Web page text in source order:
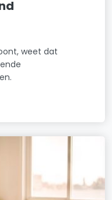
weet dat